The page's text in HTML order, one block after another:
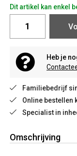
Dit artikel kan enkel
Heb je
Familiebedrijf
Online bestellen
Specialist in
Omschrijving